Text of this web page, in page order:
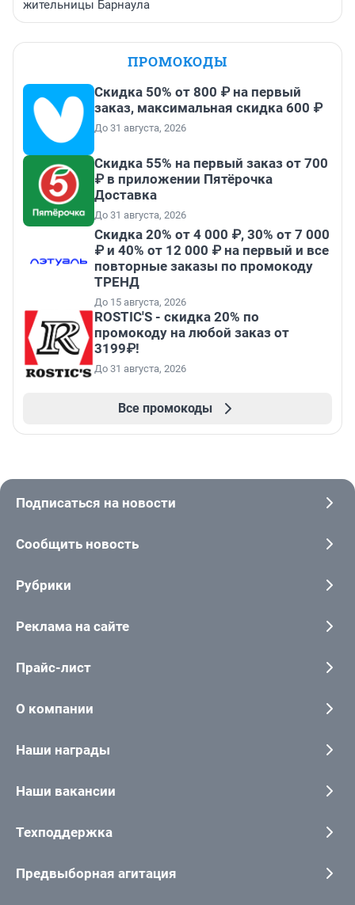
жительницы Барнаула
ПРОМОКОДЫ
Скидка 50% от 800 ₽ на первый
заказ, максимальная скидка 600 ₽
До 31 августа, 2026
Скидка 55% на первый заказ от 700
₽ в приложении Пятёрочка
Доставка
До 31 августа, 2026
Скидка 20% от 4 000 ₽, 30% от 7 000
₽ и 40% от 12 000 ₽ на первый и все
повторные заказы по промокоду
ТРЕНД
До 15 августа, 2026
ROSTIC'S - скидка 20% по
промокоду на любой заказ от
3199₽!
До 31 августа, 2026
Все промокоды
Подписаться на новости
Сообщить новость
Рубрики
Реклама на сайте
Прайс-лист
О компании
Наши награды
Наши вакансии
Техподдержка
Предвыборная агитация